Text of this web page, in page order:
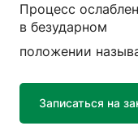
Процесс
в безударном
положении
Записаться на